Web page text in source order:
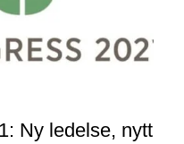
Ny ledelse, nytt